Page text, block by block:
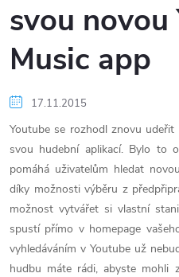
svou novou
Music app
17.11.2015
Youtube se rozhodl znovu
svou hudební aplikací. Bylo to
pomáhá uživatelům hledat
díky možnosti výběru z
možnost vytvářet si vlastní
spustí přímo v homepage
vyhledáváním v Youtube už
hudbu máte rádi, abyste mohli